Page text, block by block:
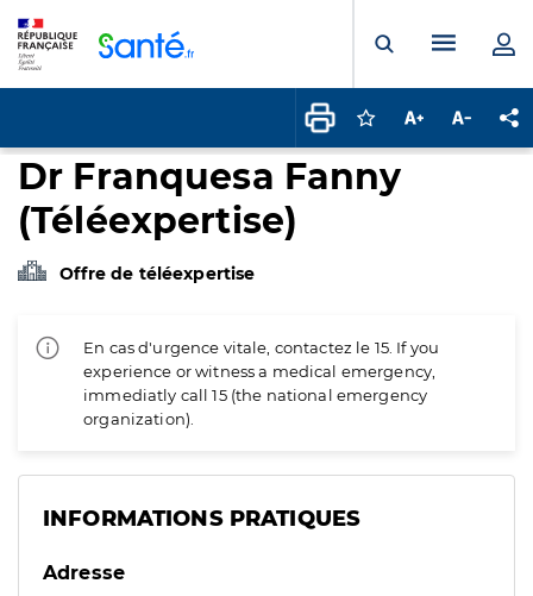
Ouvrir laMenu
Connectez-vous
Augmenter la
Dr Franquesa Fanny
(Téléexpertise)
Offre de téléexpertise
En cas d'urgence vitale, contactez le 15. If you
experience or witness a medical emergency,
immediatly call 15 (the national emergency
organization).
INFORMATIONS PRATIQUES
Adresse